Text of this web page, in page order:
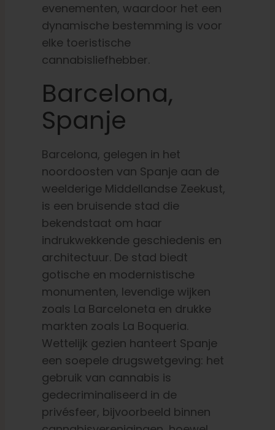
evenementen, waardoor het een
dynamische bestemming is voor
elke toeristische
cannabisliefhebber.
Barcelona,
Spanje
Barcelona, gelegen in het
noordoosten van Spanje aan de
weelderige Middellandse Zeekust,
is een bruisende stad die
bekendstaat om haar
indrukwekkende geschiedenis en
architectuur. De stad biedt
gotische en modernistische
monumenten, levendige wijken
zoals La Barceloneta en drukke
markten zoals La Boqueria.
Wettelijk gezien hanteert Spanje
een soepele drugswetgeving: het
gebruik van cannabis is
gedecriminaliseerd in de
privésfeer, bijvoorbeeld binnen